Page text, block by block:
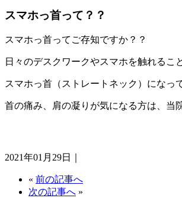
スマホっ首って？？
スマホっ首ってご存知ですか？？
日々のデスクワークやスマホを触れるこ
スマホっ首（ストレートネック）になっ
首の痛み、肩の凝りが気になる方は、当
2021年01月29日｜
« 前の記事へ
次の記事へ »